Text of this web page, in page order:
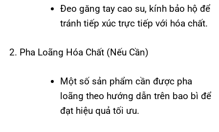
Đeo găng tay cao su, kính bảo hộ để
tránh tiếp xúc trực tiếp với hóa chất.
Pha Loãng Hóa Chất (Nếu Cần)
Một số sản phẩm cần được pha
loãng theo hướng dẫn trên bao bì để
đạt hiệu quả tối ưu.